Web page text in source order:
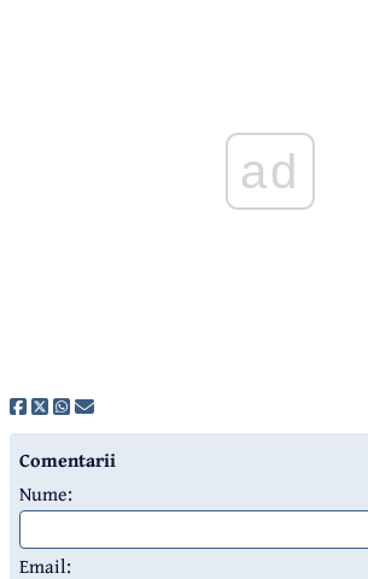
ad
Comentarii
Nume:
Email: